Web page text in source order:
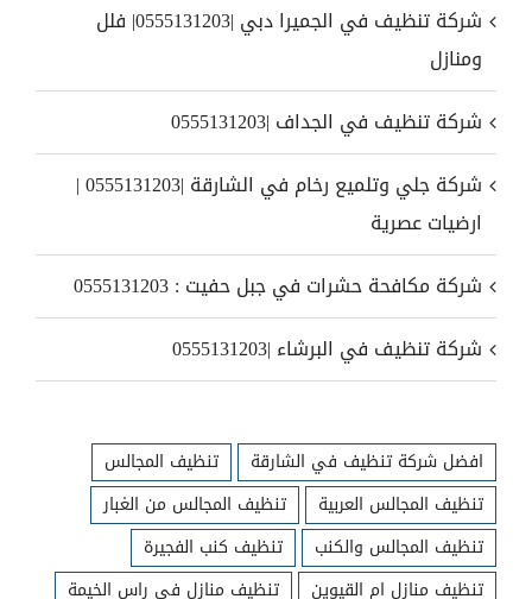
شركة تنظيف في الجميرا دبي |0555131203| فلل
ومنازل
شركة تنظيف في الجداف |0555131203
شركة جلي وتلميع رخام في الشارقة |0555131203 |
ارضيات عصرية
شركة مكافحة حشرات في جبل حفيت : 0555131203
شركة تنظيف في البرشاء |0555131203
افضل شركة تنظيف في الشارقة
تنظيف المجالس
تنظيف المجالس العربية
تنظيف المجالس من الغبار
تنظيف المجالس والكنب
تنظيف كنب الفجيرة
تنظيف منازل ام القيوين
تنظيف منازل في راس الخيمة